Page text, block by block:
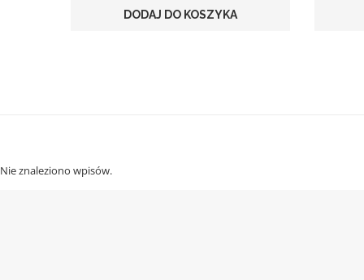
DODAJ DO KOSZYKA
Nie znaleziono wpisów.